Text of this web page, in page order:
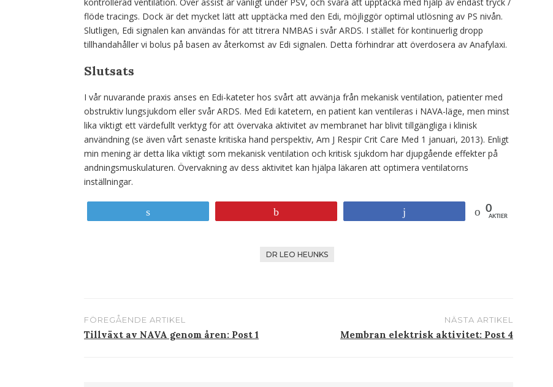
flöde tracings. Dock är det mycket lätt att upptäcka med den Edi, möjliggör optimal utlösning av PS nivån.
Slutligen, Edi signalen kan användas för att titrera NMBAS i svår ARDS. I stället för kontinuerlig dropp
tillhandahåller vi bolus på basen av återkomst av Edi signalen. Detta förhindrar att överdosera av Anafylaxi.
Slutsats
I vår nuvarande praxis anses en Edi-kateter hos svårt att avvänja från mekanisk ventilation, patienter med
obstruktiv lungsjukdom eller svår ARDS. Med Edi katetern, en patient kan ventileras i NAVA-läge, men minst
lika viktigt ett värdefullt verktyg för att övervaka aktivitet av membranet har blivit tillgängliga i klinisk
användning (se även vårt senaste kritiska hand perspektiv, Am J Respir Crit Care Med 1 januari, 2013). Enligt
min mening är detta lika viktigt som mekanisk ventilation och kritisk sjukdom har djupgående effekter på
andningsmuskulaturen. Övervakning av dess aktivitet kan hjälpa läkaren att optimera ventilatorns
inställningar.
0
AKTIER
DR LEO HEUNKS
Inlägg
FÖREGÅENDE ARTIKEL
Tillväxt av NAVA genom åren: Post 1
NÄSTA ARTIKEL
Membran elektrisk aktivitet: Post 4